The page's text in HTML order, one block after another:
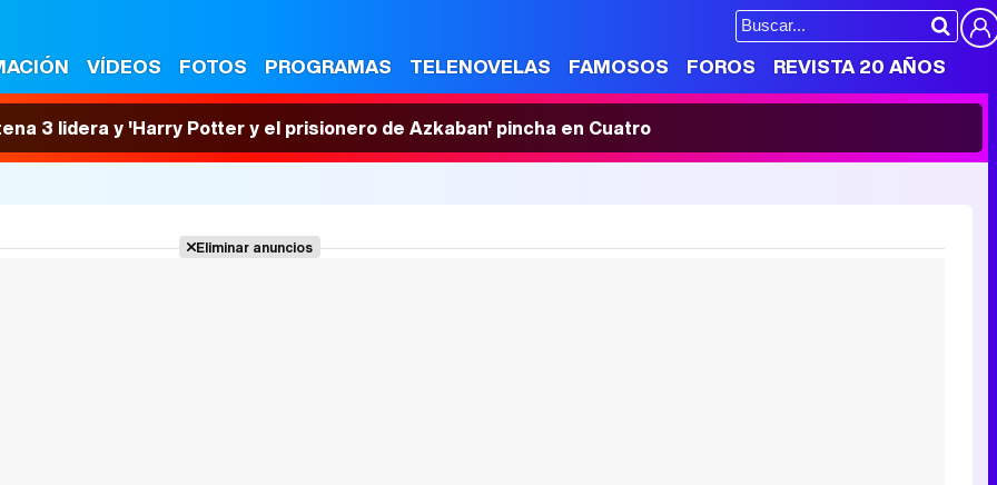
VÍDEOS FOTOS PROGRAMAS TELENOVELAS FAMOSOS FOROS REVISTA 20 AÑOS
3 lidera y 'Harry Potter y el prisionero de Azkaban' pincha en Cuatro
Eliminar anuncios